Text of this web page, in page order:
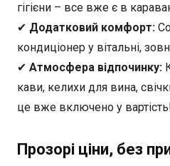
гігієни – все вже є в
✔ Додатковий комфорт:
кондиціонер у вітальні,
✔ Атмосфера відпочинку:
кави, келихи для вина,
це вже включено у
Прозорі ціни, без